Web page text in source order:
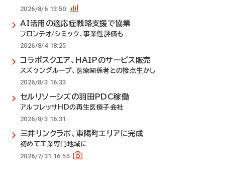
2026/8/6 13:50
AI活用の適応症戦略支援で協業
フロンテオ/シミック、事業性評価も
2026/8/4 18:25
コラボスクエア、HAIPのサービス販売
スズケングループ、医療関係者との接点生かし
2026/8/3 16:33
セルリソーシズの羽田PDC稼働
アルフレッサHDの再生医療子会社
2026/8/3 16:31
三井リンクラボ、東陽町エリアに完成
初めて工業専門地域に
2026/7/31 16:55